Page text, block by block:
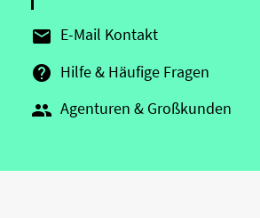
 E-Mail Kontakt
 Hilfe & Häufige Fragen
 Agenturen & Großkunden